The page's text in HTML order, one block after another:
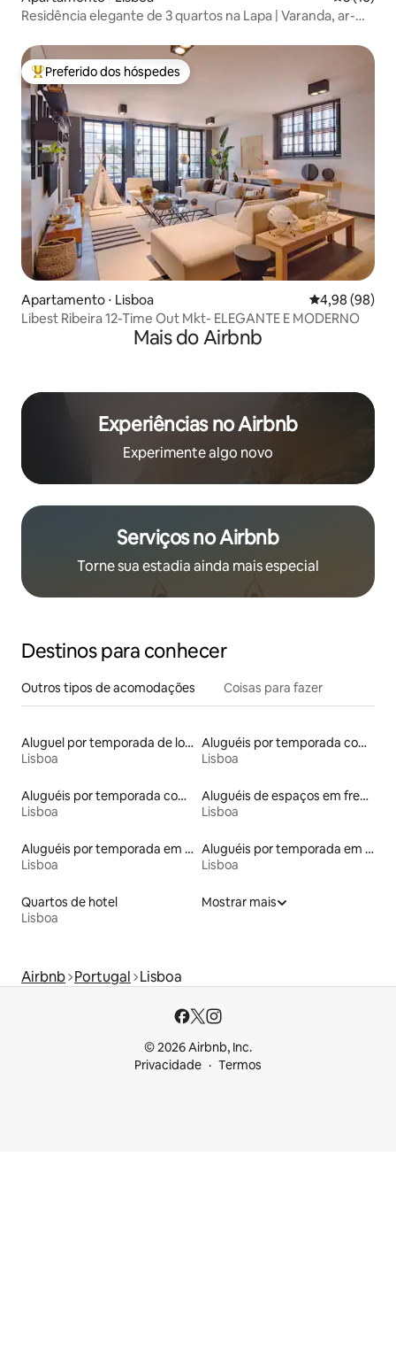
Residência elegante de 3 quartos na Lapa | Varanda, ar-
Entre os melhores preferidos dos hóspedes
Preferido dos hóspedes
Apartamento ⋅ Lisboa 4,98 de uma
4,98 (98)
Libest Ribeira 12-Time Out Mkt- ELEGANTE E MODERNO
Mais do Airbnb
Experiências no Airbnb
Experimente algo novo
Serviços no Airbnb
Torne sua estadia ainda mais especial
Destinos para conhecer
Outros tipos de acomodações Coisas para fazer
Aluguel por temporada de lofts
Lisboa
Aluguéis por temporada com acesso à praia
Lisboa
Aluguéis por temporada com banheiro para PCD
Lisboa
Aluguéis de espaços em frente à praia
Lisboa
Aluguéis por temporada em hotéis-fazenda
Lisboa
Aluguéis por temporada em albergue
Lisboa
Quartos de hotel
Lisboa
Mostrar mais
Airbnb Portugal Lisboa
© 2026 Airbnb, Inc.
Privacidade
Termos